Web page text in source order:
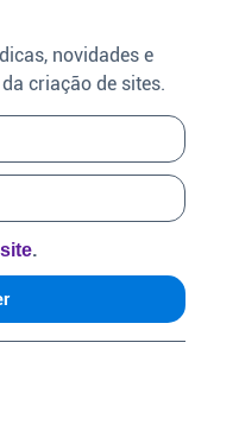
novidades e
criação de sites.
.